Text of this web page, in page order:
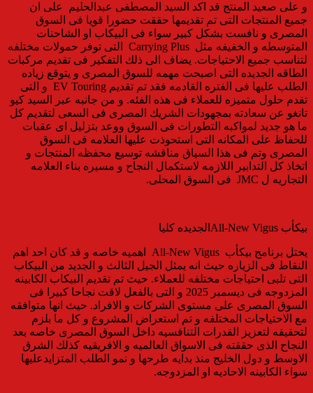
و على صعيد المنتج قد اكد السيد المصطفى عبدالحليم على ان
جميع المنتجات التى تم تقديمها حققت حضورا قويا فى السوق
المصرى و نافست بشكل كبير سواء فى البيكاب او الشاحنات
المتوسطه و الخفيفه مثل Carrying Plus التى توفر حمولات مختلفه
لتناسب جميع الاحتياجات. يضاف الى ذلك التفكير فى تقديم مركبات
الطاقه الجديده التى اصبحت مهمه للسوق المصرى و يتوقع زياده
الطلب عليها فى الفتره القادمه فقد تم تقديم EV Touring و التى
تقدم حلول متميزه للعملاء فى هذه الفئه. و من جانبه عبر السيد كيو
تانغو عن سعادته بمجهودات الشريك المصرى فى السعى لتقديم كل
ما هو جديد لمواكبه التطورات فى السوق ووعد بتزليل اى عقبات
للحفاظ على المكانه التى استحوذت عليها العلامه فى السوق
المصرى وتم فى هذا السياق مناقشه توسيع محفظه المنتجات و
اتخاذ كل التدابير اللازمه لاستكمال النجاح و مسيره بناء العلامه
التجاريه ل JMC فى السوق المحلى.
بيكأب All-New Vigusالجديده كليا
يحتل برنامج بيكأب All-New Vigus اهميه خاصه و قد كان احد اهم
النقاط فى الزياره حيث انه يمثل الجيل الثالث و الجديد من البيكاب
التى تلبى احتياجات مختلفه للعملاء. حيث تم تقديم البيكاب الكابينه
المزدوجه فى ديسمبر 2025 و التى بالفعل لاقت نجاحا كبيرا فى
السوق المصرى على مستوى الشركات و الافراد. حيث انها متوافقه
مع الاحتياجات المختلفه و تم استعراض المشروع و كل ما بلزم
لتحقيقه لتعزيز القدرات التنافسيه داخل السوق المصرى خاصه بعد
النجاح الذى حققته فى الاسواق العالميه و الافريقيه كذلك الشرق
الاوسط و دول الخليج منذ بدايه طرحها و نمو الطلب المتزايدعليها
سواء الكابينه الاحاديه او المزدوجه.